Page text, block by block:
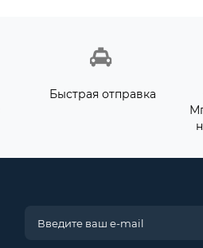
Быстрая отправка